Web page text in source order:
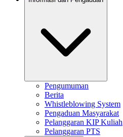
Pengumuman
Berita
Whistleblowing System
Pengaduan Masyarakat
Pelanggaran KIP Kuliah
Pelanggaran PTS